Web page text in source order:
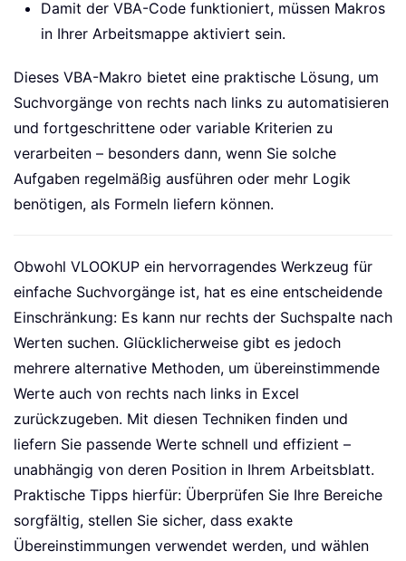
Damit der VBA-Code funktioniert, müssen Makros
in Ihrer Arbeitsmappe aktiviert sein.
Dieses VBA-Makro bietet eine praktische Lösung, um
Suchvorgänge von rechts nach links zu automatisieren
und fortgeschrittene oder variable Kriterien zu
verarbeiten – besonders dann, wenn Sie solche
Aufgaben regelmäßig ausführen oder mehr Logik
benötigen, als Formeln liefern können.
Obwohl VLOOKUP ein hervorragendes Werkzeug für
einfache Suchvorgänge ist, hat es eine entscheidende
Einschränkung: Es kann nur rechts der Suchspalte nach
Werten suchen. Glücklicherweise gibt es jedoch
mehrere alternative Methoden, um übereinstimmende
Werte auch von rechts nach links in Excel
zurückzugeben. Mit diesen Techniken finden und
liefern Sie passende Werte schnell und effizient –
unabhängig von deren Position in Ihrem Arbeitsblatt.
Praktische Tipps hierfür: Überprüfen Sie Ihre Bereiche
sorgfältig, stellen Sie sicher, dass exakte
Übereinstimmungen verwendet werden, und wählen